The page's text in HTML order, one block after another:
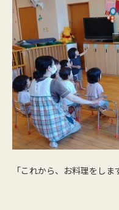
「これから、お料理をしま